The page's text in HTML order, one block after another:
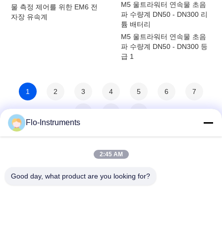
물 측정 제어를 위한 EM6 전
자장 유속계
M5 울트라워터 연속물 초음
파 수량계 DN50 - DN300 리
튬 배터리
M5 울트라워터 연속물 초음
파 수량계 DN50 - DN300 등
급 1
1 2 3 4 5 6 7
Flo-Instruments
2:45 AM
Good day, what product are you looking for?